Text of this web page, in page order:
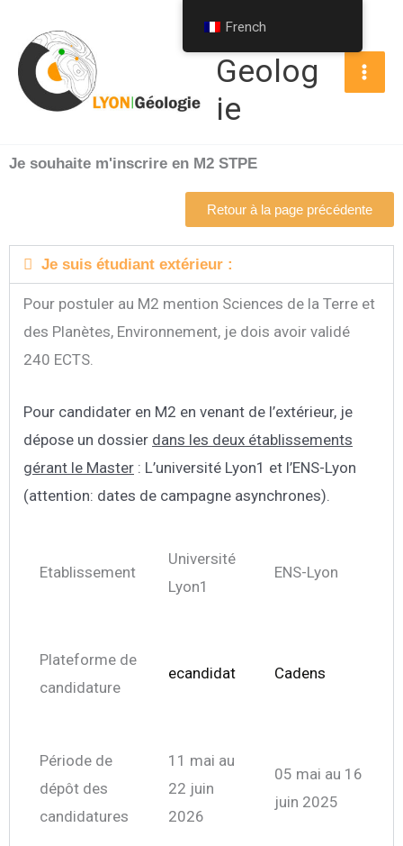
contenu
Lyon-
Geolog
ie
Je souhaite m'inscrire en M2 STPE
Retour à la page précédente
Je suis étudiant extérieur :
Pour postuler au M2 mention Sciences de la Terre et
des Planètes, Environnement, je dois avoir validé
240 ECTS.
Pour candidater en M2 en venant de l’extérieur, je
dépose un dossier dans les deux établissements
gérant le Master : L’université Lyon1 et l’ENS-Lyon
(attention: dates de campagne asynchrones).
Etablissement
Université
Lyon1
ENS-Lyon
Plateforme de
candidature
ecandidat Cadens
Période de
dépôt des
candidatures
11 mai au
22 juin
2026
05 mai au 16
juin 2025
French